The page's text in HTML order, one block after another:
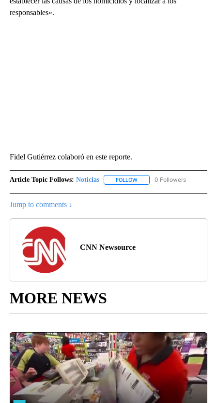
responsables».
Fidel Gutiérrez colaboró en este reporte.
Article Topic Follows: Noticias FOLLOW FOLLOW "NOTICIAS" TO
0 Followers
Jump to comments ↓
CNN Newsource
MORE NEWS